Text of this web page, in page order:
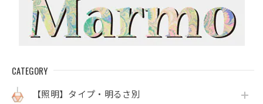
CATEGORY
【照明】タイプ・明るさ別